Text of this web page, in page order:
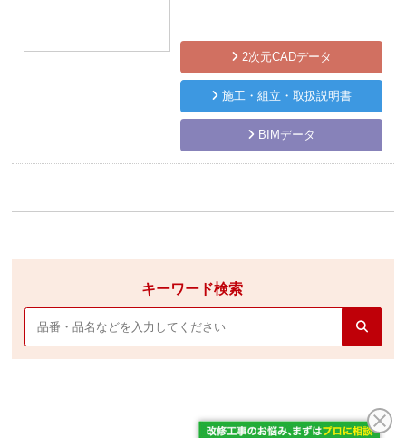
2次元CADデータ
施工・組立・取扱説明書
BIMデータ
キーワード検索